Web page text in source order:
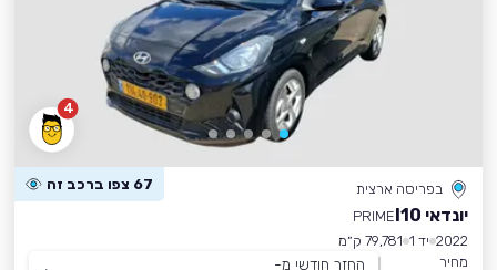
4
בפריסה ארצית 67 צפו ברכב זה
יונדאי I10
PRIME
2022 יד 1
79,781 ק״מ
מחיר
החזר חודשי מ-